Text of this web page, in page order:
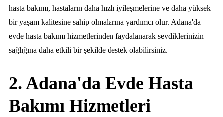
hasta bakımı, hastaların daha hızlı iyileşmelerine ve daha yüksek
bir yaşam kalitesine sahip olmalarına yardımcı olur. Adana'da
evde hasta bakımı hizmetlerinden faydalanarak sevdiklerinizin
sağlığına daha etkili bir şekilde destek olabilirsiniz.
2. Adana'da Evde Hasta
Bakımı Hizmetleri